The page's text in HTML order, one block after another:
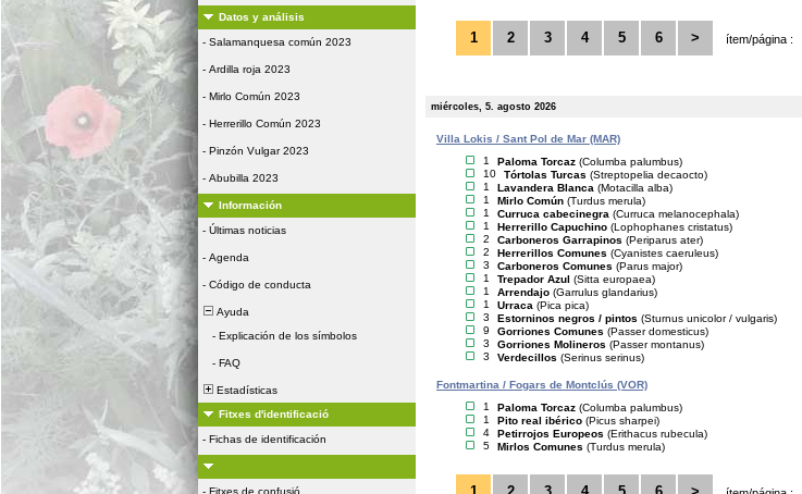
Datos y análisis
- Salamanquesa común 2023
- Ardilla roja 2023
- Mirlo Común 2023
- Herrerillo Común 2023
- Pinzón Vulgar 2023
- Abubilla 2023
Información
- Últimas noticias
- Agenda
- Código de conducta
Ayuda
- Explicación de los símbolos
- FAQ
Estadísticas
Fitxes d'identificació
- Fichas de identificación
- Fitxes de confusió
1 2 3 4 5 6 > ítem/página :
miércoles, 5. agosto 2026
Villa Lokis / Sant Pol de Mar (MAR)
1
Paloma Torcaz (Columba palumbus)
10
Tórtolas Turcas (Streptopelia decaocto)
1
Lavandera Blanca (Motacilla alba)
1
Mirlo Común (Turdus merula)
1
Curruca cabecinegra (Curruca melanocephala)
1
Herrerillo Capuchino (Lophophanes cristatus)
2
Carboneros Garrapinos (Periparus ater)
2
Herrerillos Comunes (Cyanistes caeruleus)
3
Carboneros Comunes (Parus major)
1
Trepador Azul (Sitta europaea)
1
Arrendajo (Garrulus glandarius)
1
Urraca (Pica pica)
3
Estorninos negros / pintos (Sturnus unicolor / vulgaris)
9
Gorriones Comunes (Passer domesticus)
3
Gorriones Molineros (Passer montanus)
3
Verdecillos (Serinus serinus)
Fontmartina / Fogars de Montclús (VOR)
1
Paloma Torcaz (Columba palumbus)
1
Pito real ibérico (Picus sharpei)
4
Petirrojos Europeos (Erithacus rubecula)
5
Mirlos Comunes (Turdus merula)